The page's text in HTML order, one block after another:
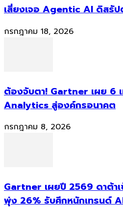
เสี่ยงเจอ Agentic AI ดิสรั
กรกฎาคม 18, 2026
ต้องจับตา! Gartner เผย 6
Analytics สู่องค์กรอนาคต
กรกฎาคม 8, 2026
Gartner เผยปี 2569 ดาต้าเ
พุ่ง 26% รับศึกหนักเทรนด์